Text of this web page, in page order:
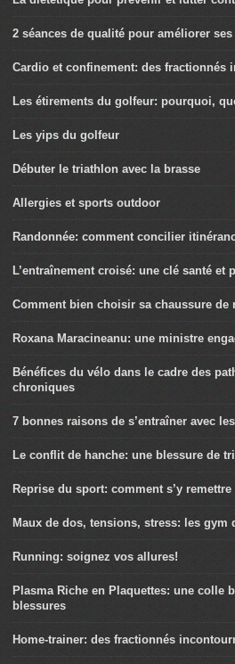
2 séances de qualité pour améliorer
Cardio et confinement: des fractionnés
Les étirements du golfeur: pourquoi,
Les yips du golfeur
Débuter le triathlon avec la brasse
Allergies et sports outdoor
Randonnée: comment concilier
L’entraînement croisé: une clé santé et
Comment bien choisir sa chaussure de
Roxana Maracineanu: une ministre
Bénéfices du vélo dans le cadre des
chroniques
7 bonnes raisons de s’entraîner avec
Le conflit de hanche: une blessure de
Reprise du sport: comment s’y
Maux de dos, tensions, stress: les gym
Running: soignez vos allures!
Plasma Riche en Plaquettes: une colle
blessures
Home-trainer: des fractionnés